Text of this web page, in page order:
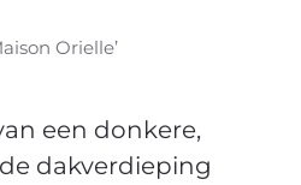
Orielle’
een donkere,
dakverdieping